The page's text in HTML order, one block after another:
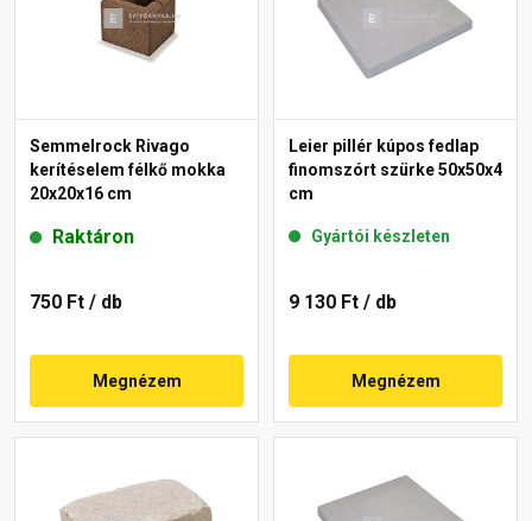
Semmelrock Rivago
kerítéselem félkő mokka
20x20x16 cm
Raktáron
750 Ft / db
Megnézem
Leier pillér kúpos fedlap
finomszórt szürke 50x50x4
cm
Gyártói készleten
9 130 Ft / db
Megnézem